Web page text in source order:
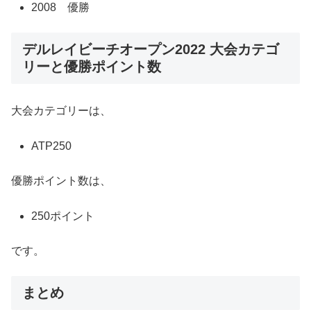
2008 優勝
デルレイビーチオープン2022 大会カテゴ
リーと優勝ポイント数
大会カテゴリーは、
ATP250
優勝ポイント数は、
250ポイント
です。
まとめ